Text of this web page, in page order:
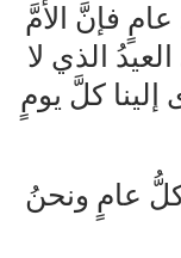
فإنَّ الأمَّ
الذي لا
كلَّ يومٍ
عامٍ ونحنُ